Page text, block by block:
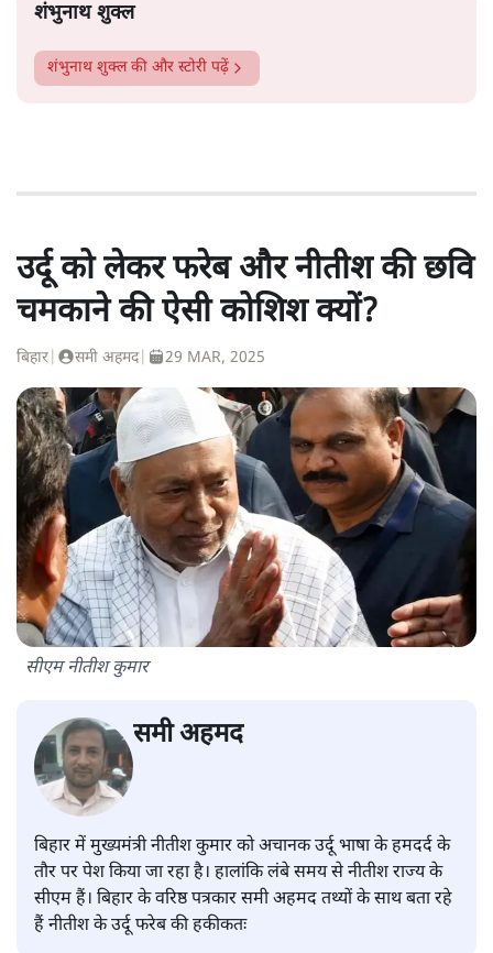
शंभुनाथ शुक्ल
शंभुनाथ शुक्लकी और स्टोरी पढ़ें
उर्दू को लेकर फरेब और नीतीश की छवि
चमकाने की ऐसी कोशिश क्यों?
बिहार समी अहमद| 29 MAR, 2025
सीएम नीतीश कुमार
समी अहमद
बिहार में मुख्यमंत्री नीतीश कुमार को अचानक उर्दू भाषा के हमदर्द के
तौर पर पेश किया जा रहा है। हालांकि लंबे समय से नीतीश राज्य के
सीएम हैं। बिहार के वरिष्ठ पत्रकार समी अहमद तथ्यों के साथ बता रहे
हैं नीतीश के उर्दू फरेब की हकीकतः